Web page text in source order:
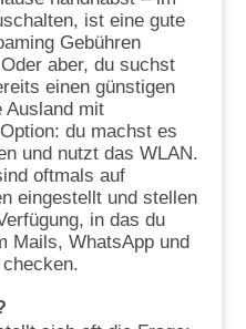
ist eine gute
Gebühren
aber, du suchst
einen günstigen
Ausland mit
du machst es
und nutzt das WLAN.
oftmals auf
eingestellt und stellen
in das du
Mails, WhatsApp und